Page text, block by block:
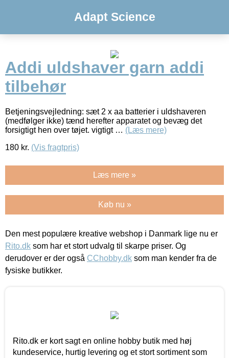
Adapt Science
Addi uldshaver garn addi
tilbehør
Betjeningsvejledning: sæt 2 x aa batterier i uldshaveren
(medfølger ikke) tænd herefter apparatet og bevæg det
forsigtigt hen over tøjet. vigtigt … (Læs mere)
180 kr. (Vis fragtpris)
Læs mere »
Køb nu »
Den mest populære kreative webshop i Danmark lige nu er
Rito.dk som har et stort udvalg til skarpe priser. Og
derudover er der også CChobby.dk som man kender fra de
fysiske butikker.
Rito.dk er kort sagt en online hobby butik med høj
kundeservice, hurtig levering og et stort sortiment som